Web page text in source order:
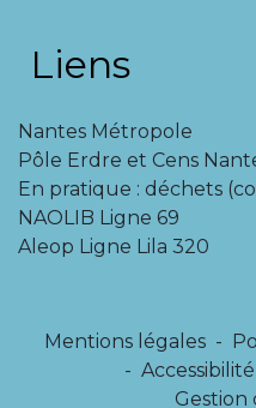
Liens
Nantes Métropole
Pôle Erdre et Cens
En pratique : déchets
NAOLIB Ligne 69
Aleop Ligne Lila 320
Mentions légales -
- Accessibilité
Gestion